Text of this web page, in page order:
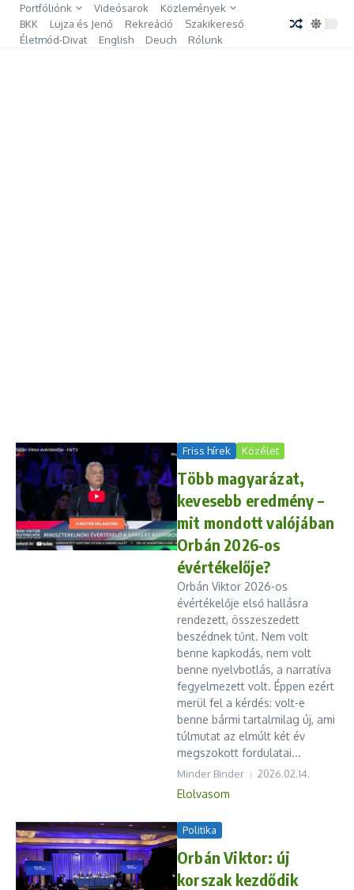
Ugrás a tartalomhoz
Portfóliónk Videósarok
Közlemények
BKK
Lujza és Jenő Rekreáció
Szakikereső
Életmód-Divat
English Deuch Rólunk
Friss hírek Közélet
Több magyarázat,
kevesebb eredmény –
mit mondott valójában
Orbán 2026-os
évértékelője?
Orbán Viktor 2026-os
évértékelője első hallásra
rendezett, összeszedett
beszédnek tűnt. Nem volt
benne kapkodás, nem volt
benne nyelvbotlás, a narratíva
fegyelmezett volt. Éppen ezért
merül fel a kérdés: volt-e
benne bármi tartalmilag új, ami
túlmutat az elmúlt két év
megszokott fordulatai...
Minder Binder 2026.02.14.
Elolvasom
Politika
Orbán Viktor: új
korszak kezdődik